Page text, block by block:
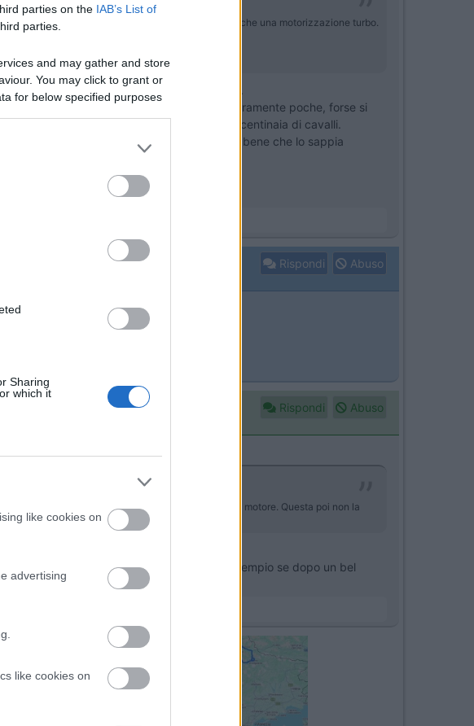
parties on the IAB’s List of
parties.
and may gather and store
You may click to grant or
for below specified purposes
Sharing
which it
like cookies on
advertising
like cookies on
quasi convinto di affidarmi a un aspirato anzi che una motorizzazione turbo.
guidarlo come se fosse un ato da pista.
rotte sui mezzi vecchi ne ho viste veramente poche, forse si
costrette a dare il massimo per avere centinaia di cavalli.
turbo o meno, dipende dall'età, e questo è bene che lo sappia
Rispondi Abuso
subito il motore.
Rispondi Abuso
motore bello caldo, non si deve spegnere subito il motore. Questa poi non la
che monta un turbo.
come lo può essere una lunga salita. ad esempio se dopo un bel